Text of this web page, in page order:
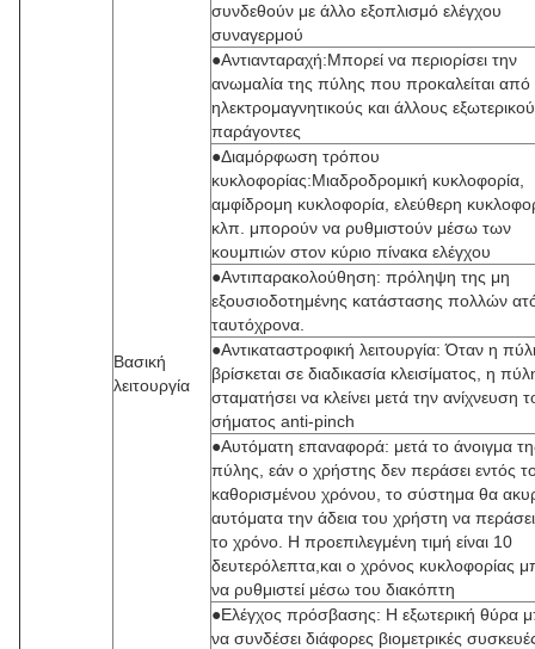
Βασική
λειτουργία
συνδεθούν με άλλο εξοπλισμό ελέγχου
συναγερμού
●Αντιανταραχή:Μπορεί να περιορίσει την
ανωμαλία της πύλης που προκαλείται από
ηλεκτρομαγνητικούς και άλλους
παράγοντες
●Διαμόρφωση τρόπου
κυκλοφορίας:Μιαδροδρομική κυκλοφορία,
αμφίδρομη κυκλοφορία, ελεύθερη
κλπ. μπορούν να ρυθμιστούν μέσω των
κουμπιών στον κύριο πίνακα ελέγχου
●Αντιπαρακολούθηση: πρόληψη της μη
εξουσιοδοτημένης κατάστασης πολλών
ταυτόχρονα.
●Αντικαταστροφική λειτουργία: Όταν η
βρίσκεται σε διαδικασία κλεισίματος, η
σταματήσει να κλείνει μετά την ανίχνευση
σήματος anti-pinch
●Αυτόματη επαναφορά: μετά το άνοιγμα
πύλης, εάν ο χρήστης δεν περάσει εντός
καθορισμένου χρόνου, το σύστημα θα
αυτόματα την άδεια του χρήστη να
το χρόνο. Η προεπιλεγμένη τιμή είναι 10
δευτερόλεπτα,και ο χρόνος κυκλοφορίας
να ρυθμιστεί μέσω του διακόπτη
●Ελέγχος πρόσβασης: Η εξωτερική θύρα
να συνδέσει διάφορες βιομετρικές